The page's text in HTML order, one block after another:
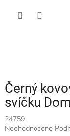
Černý
svíčku
24759
Průměrné
Neohodnoceno